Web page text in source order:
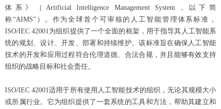
体系》（Artificial Intelligence Management System，以下简
称“AIMS”）。作为全球首个可审核的人工智能管理体系标准，
ISO/IEC 42001为组织提供了一个全面的框架，用于指导其人工智能系
统的规划、设计、开发、部署和持续维护。该标准旨在确保人工智能
技术的开发和应用过程符合伦理道德、合法合规，并且能够有效支持
组织的战略目标和社会责任。
ISO/IEC 42001适用于所有使用人工智能技术的组织，无论其规模大小
或所属行业。它为组织提供了一套系统的工具和方法，帮助其建立和